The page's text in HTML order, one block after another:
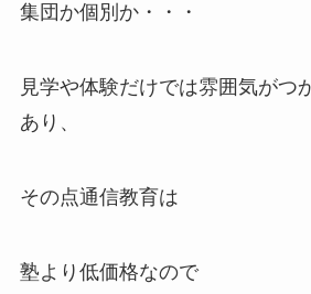
集団か個別か・・・
見学や体験だけでは雰囲気がつ
あり、
その点通信教育は
塾より低価格なので